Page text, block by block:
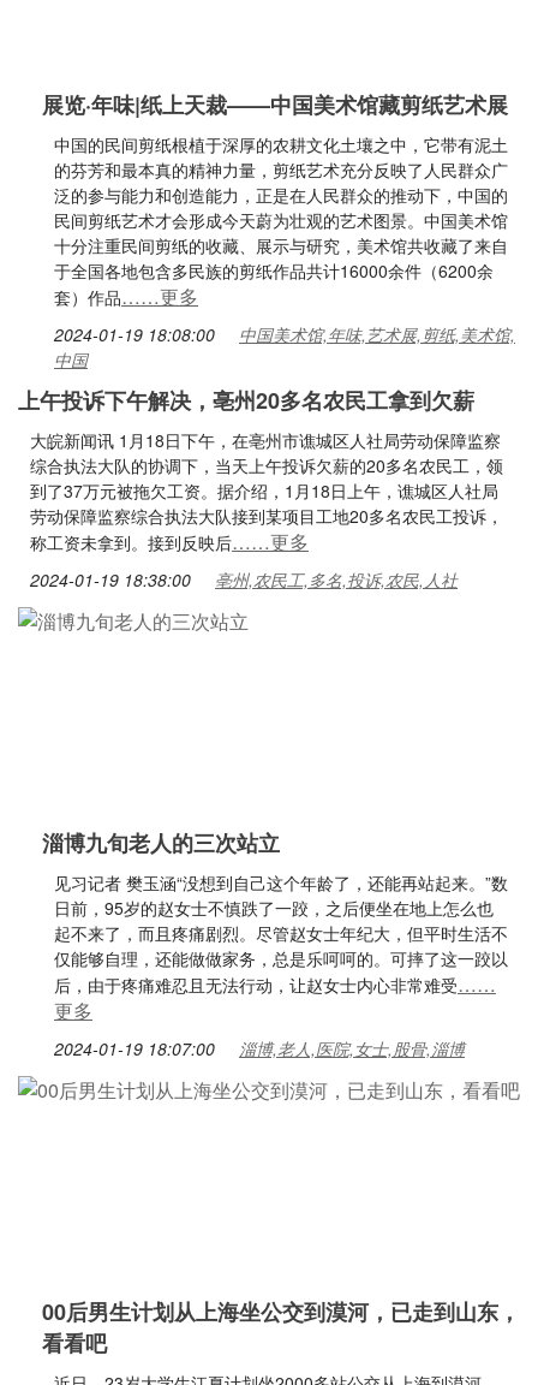
展览·年味|纸上天裁——中国美术馆藏剪纸艺术展
中国的民间剪纸根植于深厚的农耕文化土壤之中，它带有泥土
的芬芳和最本真的精神力量，剪纸艺术充分反映了人民群众广
泛的参与能力和创造能力，正是在人民群众的推动下，中国的
民间剪纸艺术才会形成今天蔚为壮观的艺术图景。中国美术馆
十分注重民间剪纸的收藏、展示与研究，美术馆共收藏了来自
于全国各地包含多民族的剪纸作品共计16000余件（6200余
套）作品……更多
2024-01-19 18:08:00
中国美术馆,年味,艺术展,剪纸,美术馆,
中国
上午投诉下午解决，亳州20多名农民工拿到欠薪
大皖新闻讯 1月18日下午，在亳州市谯城区人社局劳动保障监察
综合执法大队的协调下，当天上午投诉欠薪的20多名农民工，领
到了37万元被拖欠工资。据介绍，1月18日上午，谯城区人社局
劳动保障监察综合执法大队接到某项目工地20多名农民工投诉，
称工资未拿到。接到反映后……更多
2024-01-19 18:38:00 亳州,农民工,多名,投诉,农民,人社
淄博九旬老人的三次站立
见习记者 樊玉涵“没想到自己这个年龄了，还能再站起来。”数
日前，95岁的赵女士不慎跌了一跤，之后便坐在地上怎么也
起不来了，而且疼痛剧烈。尽管赵女士年纪大，但平时生活不
仅能够自理，还能做做家务，总是乐呵呵的。可摔了这一跤以
后，由于疼痛难忍且无法行动，让赵女士内心非常难受……
更多
2024-01-19 18:07:00 淄博,老人,医院,女士,股骨,淄博
00后男生计划从上海坐公交到漠河，已走到山东，
看看吧